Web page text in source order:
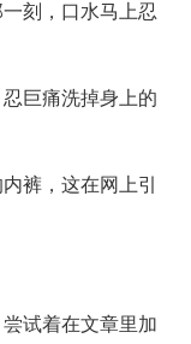
刻，口水马上忍
巨痛洗掉身上的
裤，这在网上引
试着在文章里加